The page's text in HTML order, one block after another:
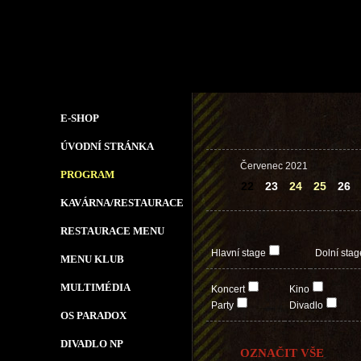
E-SHOP
ÚVODNÍ STRÁNKA
PROGRAM
KAVÁRNA/RESTAURACE
RESTAURACE MENU
MENU KLUB
MULTIMÉDIA
OS PARADOX
DIVADLO NP
Červenec 2021
22 23 24 25 26
Hlavní stage Dolní
Koncert
Party
Kino
Divadlo
OZNAČIT VŠE